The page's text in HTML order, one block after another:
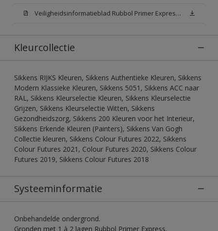
Veiligheidsinformatieblad Rubbol Primer Express N00 (MSDS)
Kleurcollectie
Sikkens RIJKS Kleuren, Sikkens Authentieke Kleuren, Sikkens
Modern Klassieke Kleuren, Sikkens 5051, Sikkens ACC naar
RAL, Sikkens Kleurselectie Kleuren, Sikkens Kleurselectie
Grijzen, Sikkens Kleurselectie Witten, Sikkens
Gezondheidszorg, Sikkens 200 Kleuren voor het Interieur,
Sikkens Erkende Kleuren (Painters), Sikkens Van Gogh
Collectie kleuren, Sikkens Colour Futures 2022, Sikkens
Colour Futures 2021, Colour Futures 2020, Sikkens Colour
Futures 2019, Sikkens Colour Futures 2018
Systeeminformatie
Onbehandelde ondergrond.
Gronden met 1 à 2 lagen Rubbol Primer Express.